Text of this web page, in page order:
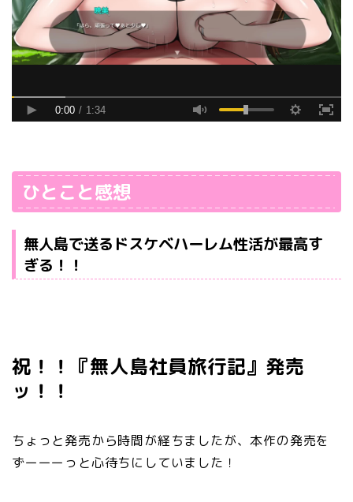
ひとこと感想
無人島で送るドスケベハーレム性活が最高す
ぎる！！
祝！！『無人島社員旅行記』発売
ッ！！
ちょっと発売から時間が経ちましたが、本作の発売を
ずーーーっと心待ちにしていました！